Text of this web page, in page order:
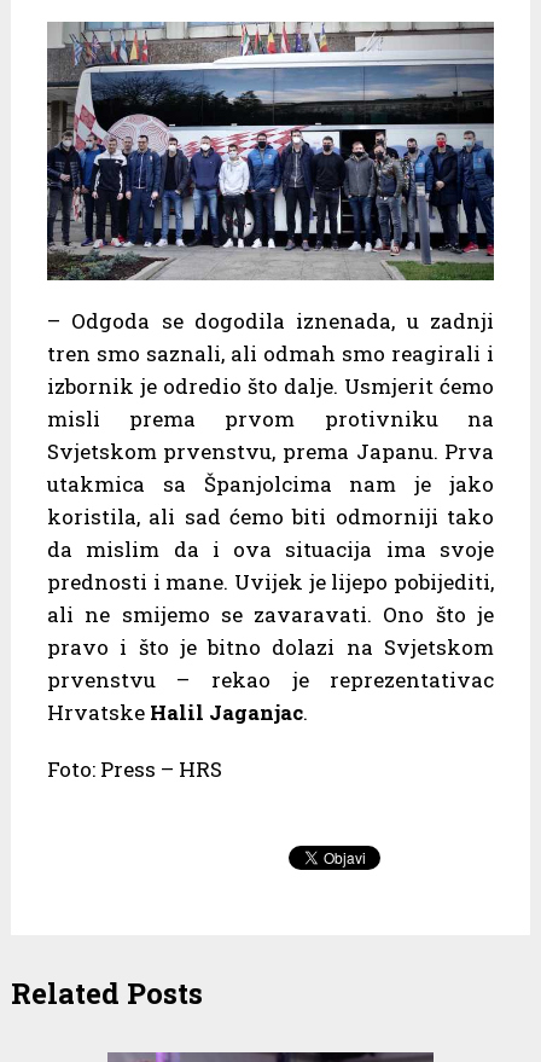
– Odgoda se dogodila iznenada, u zadnji
tren smo saznali, ali odmah smo reagirali i
izbornik je odredio što dalje. Usmjerit ćemo
misli prema prvom protivniku na
Svjetskom prvenstvu, prema Japanu. Prva
utakmica sa Španjolcima nam je jako
koristila, ali sad ćemo biti odmorniji tako
da mislim da i ova situacija ima svoje
prednosti i mane. Uvijek je lijepo pobijediti,
ali ne smijemo se zavaravati. Ono što je
pravo i što je bitno dolazi na Svjetskom
prvenstvu – rekao je reprezentativac
Hrvatske Halil Jaganjac.
Foto: Press – HRS
Related Posts